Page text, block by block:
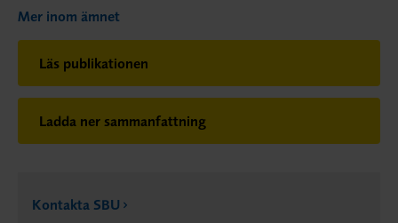
Mer inom ämnet
Läs publikationen
Ladda ner sammanfattning
Kontakta SBU